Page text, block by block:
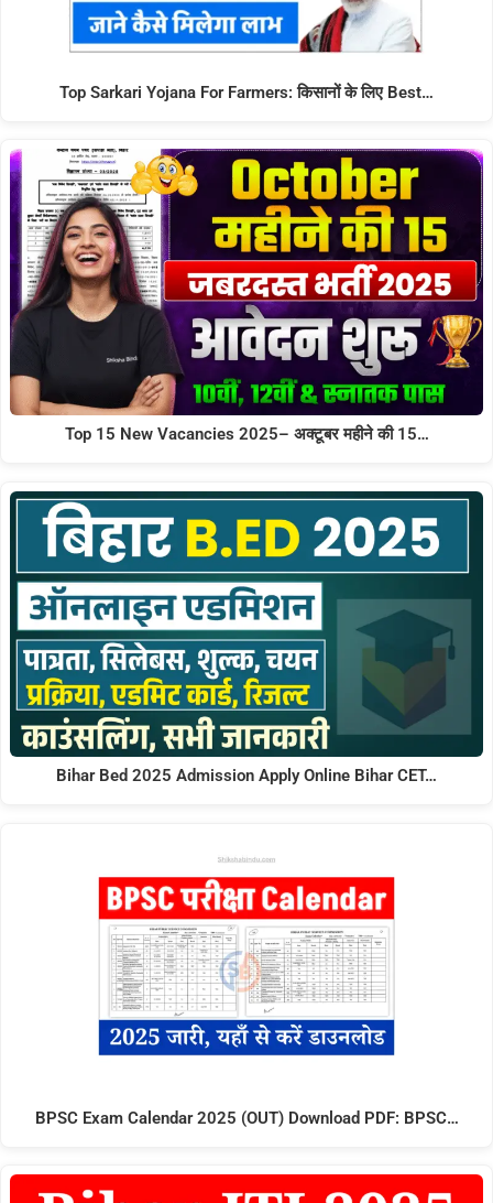
Top Sarkari Yojana For Farmers: किसानों के लिए Best…
Top 15 New Vacancies 2025– अक्टूबर महीने की 15…
Bihar Bed 2025 Admission Apply Online Bihar CET…
BPSC Exam Calendar 2025 (OUT) Download PDF: BPSC…